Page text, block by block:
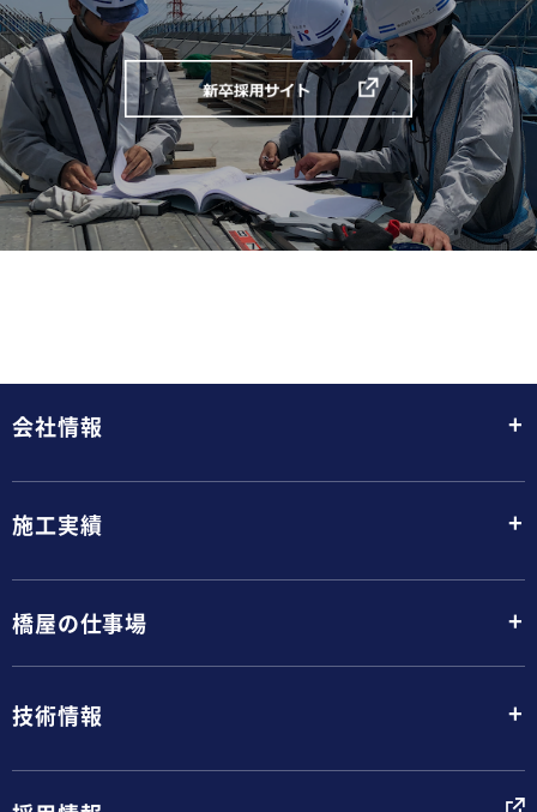
会社情報 +
施工実績 +
橋屋の仕事場 +
技術情報 +